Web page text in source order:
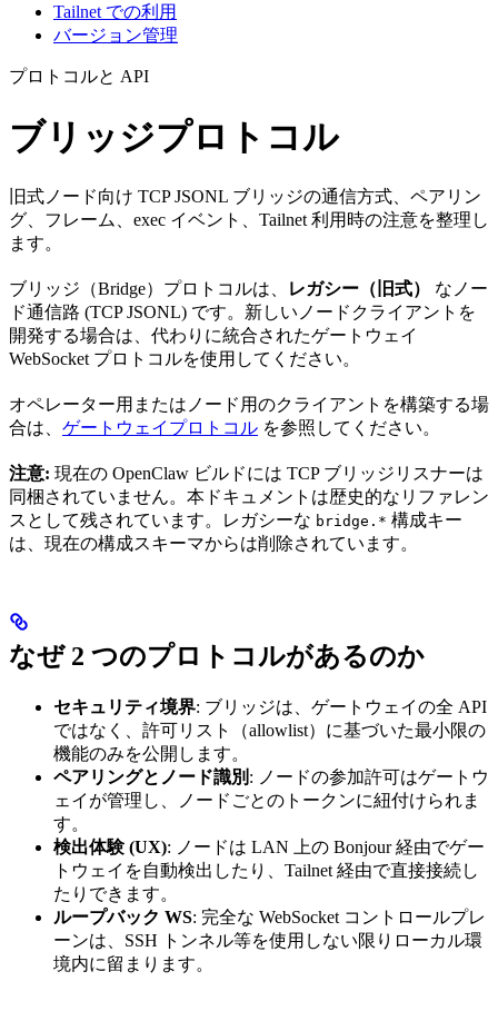
Tailnet での利用
バージョン管理
プロトコルと API
ブリッジプロトコル
旧式ノード向け TCP JSONL ブリッジの通信方式、ペアリン
グ、フレーム、exec イベント、Tailnet 利用時の注意を整理し
ます。
ブリッジ（Bridge）プロトコルは、 レガシー（旧式）
なノー
ド通信路 (TCP JSONL) です。新しいノードクライアントを
開発する場合は、代わりに統合されたゲートウェイ
WebSocket プロトコルを使用してください。
オペレーター用またはノード用のクライアントを構築する場
合は、 ゲートウェイプロトコル を参照してください。
注意: 現在の OpenClaw ビルドには TCP ブリッジリスナーは
同梱されていません。本ドキュメントは歴史的なリファレン
スとして残されています。レガシーな bridge.* 構成キー
は、現在の構成スキーマからは削除されています。
なぜ 2 つのプロトコルがあるのか
セキュリティ境界: ブリッジは、ゲートウェイの全 API
ではなく、許可リスト（allowlist）に基づいた最小限の
機能のみを公開します。
ペアリングとノード識別 : ノードの参加許可はゲートウ
ェイが管理し、ノードごとのトークンに紐付けられま
す。
検出体験 (UX): ノードは LAN 上の Bonjour 経由でゲー
トウェイを自動検出したり、Tailnet 経由で直接接続し
たりできます。
ループバック WS: 完全な WebSocket コントロールプレ
ーンは、SSH トンネル等を使用しない限りローカル環
境内に留まります。